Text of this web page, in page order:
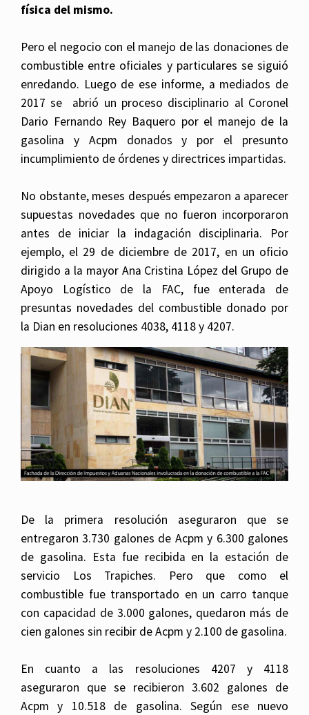
física del mismo.
Pero el negocio con el manejo de las donaciones de
combustible entre oficiales y particulares se siguió
enredando. Luego de ese informe, a mediados de
2017 se abrió un proceso disciplinario al Coronel
Dario Fernando Rey Baquero por el manejo de la
gasolina y Acpm donados y por el presunto
incumplimiento de órdenes y directrices impartidas.
No obstante, meses después empezaron a aparecer
supuestas novedades que no fueron incorporaron
antes de iniciar la indagación disciplinaria. Por
ejemplo, el 29 de diciembre de 2017, en un oficio
dirigido a la mayor Ana Cristina López del Grupo de
Apoyo Logístico de la FAC, fue enterada de
presuntas novedades del combustible donado por
la Dian en resoluciones 4038, 4118 y 4207.
De la primera resolución aseguraron que se
entregaron 3.730 galones de Acpm y 6.300 galones
de gasolina. Esta fue recibida en la estación de
servicio Los Trapiches. Pero que como el
combustible fue transportado en un carro tanque
con capacidad de 3.000 galones, quedaron más de
cien galones sin recibir de Acpm y 2.100 de gasolina.
En cuanto a las resoluciones 4207 y 4118
aseguraron que se recibieron 3.602 galones de
Acpm y 10.518 de gasolina. Según ese nuevo